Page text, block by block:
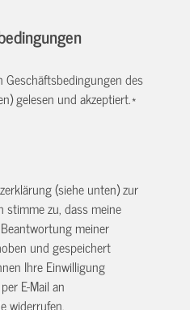
Geschäftsbedingungen des
gelesen und akzeptiert.*
(siehe unten) zur
stimme zu, dass meine
meiner
und gespeichert
Ihre Einwilligung
E-Mail an
widerrufen.